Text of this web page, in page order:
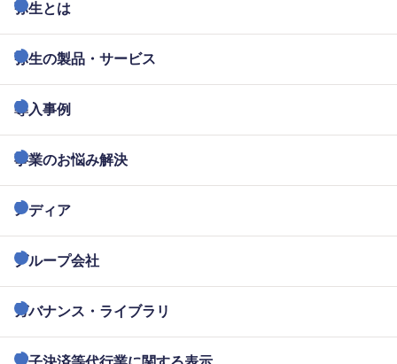
弥生とは
弥生の製品・サービス
導入事例
事業のお悩み解決
メディア
グループ会社
ガバナンス・ライブラリ